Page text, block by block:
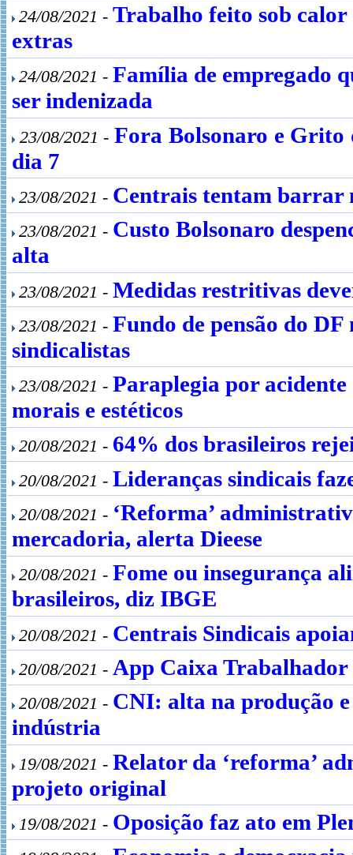
24/08/2021 - Trabalho feito sob calor
extras
24/08/2021 - Família de empregado
ser indenizada
23/08/2021 - Fora Bolsonaro e Grito
dia 7
23/08/2021 - Centrais tentam
23/08/2021 - Custo Bolsonaro
alta
23/08/2021 - Medidas restritivas
23/08/2021 - Fundo de pensão do
sindicalistas
23/08/2021 - Paraplegia por
morais e estéticos
20/08/2021 - 64% dos brasileiros
20/08/2021 - Lideranças sindicais
20/08/2021 - ‘Reforma’
mercadoria, alerta Dieese
20/08/2021 - Fome ou insegurança
brasileiros, diz IBGE
20/08/2021 - Centrais Sindicais
20/08/2021 - App Caixa Trabalhador
20/08/2021 - CNI: alta na produção
indústria
19/08/2021 - Relator da ‘reforma’
projeto original
19/08/2021 - Oposição faz ato em